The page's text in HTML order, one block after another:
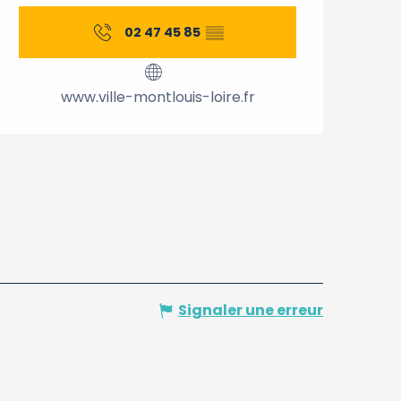
02 47 45 85 ▒▒
www.ville-montlouis-loire.fr
Signaler une erreur